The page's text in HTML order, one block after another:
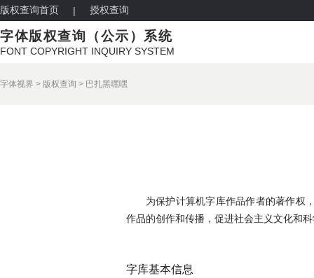
版权查询首页 | 授权查询
字体版权查询（公示）系统
FONT COPYRIGHT INQUIRY SYSTEM
字体视界 > 版权查询 > 巴扎黑嘿嘿
为保护计算机字库作品作者的著作权
作品的创作和传播，促进社会主义文化和
字库基本信息